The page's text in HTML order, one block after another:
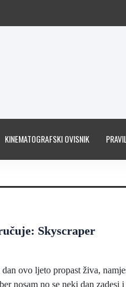
KINEMATOGRAFSKI OVISNIK
Skyscraper
ovo ljeto propast živa,
nosam no se neki dan zadesi i